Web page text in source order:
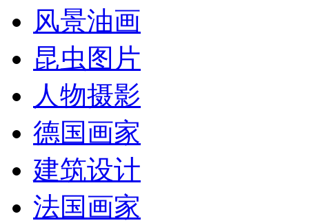
风景油画
昆虫图片
人物摄影
德国画家
建筑设计
法国画家